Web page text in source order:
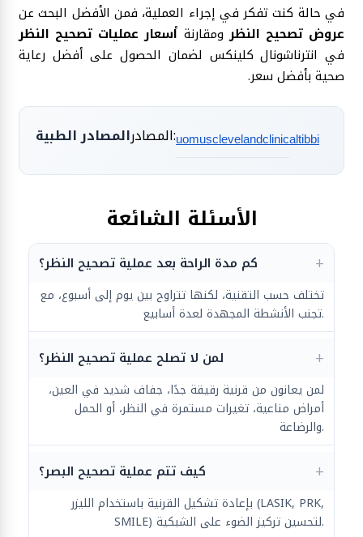
في حالة كنت تفكر في إجراء العملية، فمن الأفضل البحث عن
عروض تصحيح النظرومقارنة أسعار عمليات تصحيح النظر
في انترناشونال كلينكس لضمان الحصول على أفضل رعاية
صحية بأفضل سعر.
المصادر الطبية المصادر:uomusclevelandclinicaltibbi
الأسئلة الشائعة
كم مدة الراحة بعد عملية تصحيح النظر؟
تختلف حسب التقنية، لكنها تتراوح بين يوم إلى أسبوع، مع
تجنب الأنشطة المجهدة لعدة أسابيع.
لمن لا تصلح عملية تصحيح النظر؟
لمن يعانون من قرنية رقيقة جدًا، جفاف شديد في العين،
أمراض مناعية، تغيرات مستمرة في النظر، أو الحمل
والرضاعة.
كيف تتم عملية تصحيح البصر؟
بإعادة تشكيل القرنية باستخدام الليزر (LASIK, PRK,
SMILE) لتحسين تركيز الضوء على الشبكية.